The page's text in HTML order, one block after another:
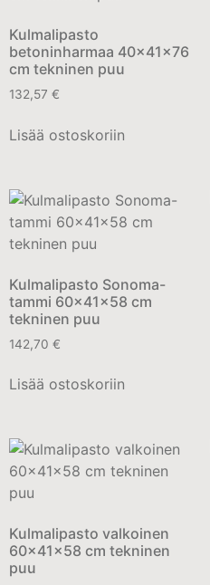
Kulmalipasto
betoninharmaa 40x41x76
cm tekninen puu
132,57 €
Lisää ostoskoriin
Kulmalipasto Sonoma-
tammi 60x41x58 cm
tekninen puu
142,70 €
Lisää ostoskoriin
Kulmalipasto valkoinen
60x41x58 cm tekninen
puu